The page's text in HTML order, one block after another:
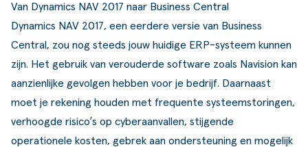
Workflow
Voorraad management &
Documenten aanpassen
Downloads
Klantcases
Business Central Trainingen
aanpak
klanten
team
bij SucceedIT
Van Dynamics NAV 2017 naar Business Central
Dynamics NAV 2017, een eerdere versie van Business
Central, zou nog steeds jouw huidige ERP-systeem kunnen
zijn. Het gebruik van verouderde software zoals Navision kan
aanzienlijke gevolgen hebben voor je bedrijf. Daarnaast
moet je rekening houden met frequente systeemstoringen,
verhoogde risico’s op cyberaanvallen, stijgende
operationele kosten, gebrek aan ondersteuning en mogelijk